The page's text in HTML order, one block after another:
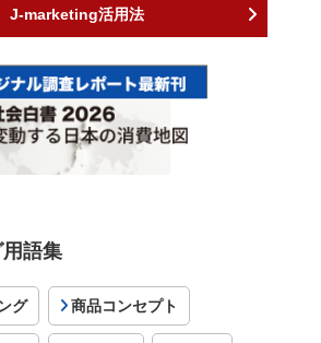
J-marketing活用法
語集
グ 商品コンセプト